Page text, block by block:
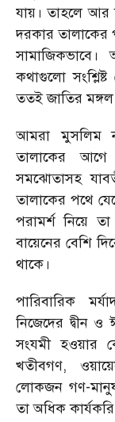
যায়। তাহলে আর
দরকার তালাকের
কথাগুলো
ততই জাতির মঙ্গল
আমরা মুসলিম
তালাকের আগে
সমঝোতাসহ
তালাকের পথে
পরামর্শ নিয়ে
বায়েনের বেশি
থাকে।
পারিবারিক
নিজেদের দ্বীন
সংযমী হওয়ার
খতীবগণ,
লোকজন গণ-
তা অধিক